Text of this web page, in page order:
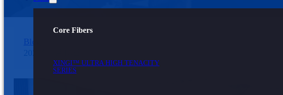
Core Fibers
XINGI™ ULTRA HIGH TENACITY
SERIES
Blog
2025年7月10日